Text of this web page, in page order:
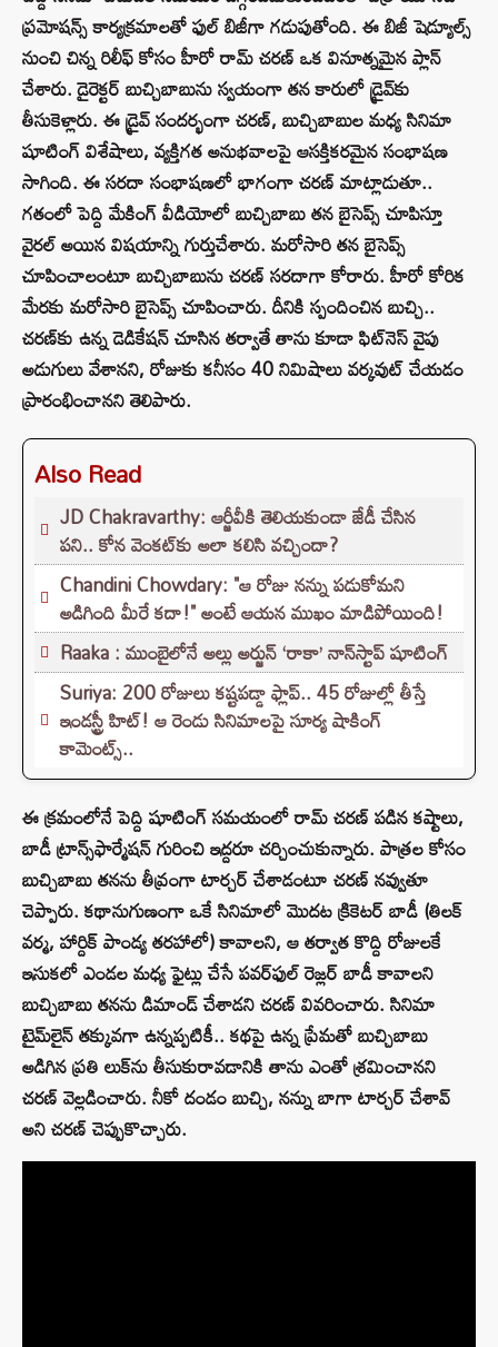
ప్రమోషన్స్ కార్యక్రమాలతో ఫుల్ బిజీగా గడుపుతోంది. ఈ బిజీ షెడ్యూల్స్
నుంచి చిన్న రిలీఫ్ కోసం హీరో రామ్ చరణ్ ఒక వినూత్నమైన ప్లాన్
చేశారు. డైరెక్టర్ బుచ్చిబాబును స్వయంగా తన కారులో డ్రైవ్‌కు
తీసుకెళ్లారు. ఈ డ్రైవ్ సందర్భంగా చరణ్, బుచ్చిబాబుల మధ్య సినిమా
షూటింగ్ విశేషాలు, వ్యక్తిగత అనుభవాలపై ఆసక్తికరమైన సంభాషణ
సాగింది. ఈ సరదా సంభాషణలో భాగంగా చరణ్ మాట్లాడుతూ..
గతంలో పెద్ది మేకింగ్ వీడియోలో బుచ్చిబాబు తన బైసెప్స్ చూపిస్తూ
వైరల్ అయిన విషయాన్ని గుర్తుచేశారు. మరోసారి తన బైసెప్స్
చూపించాలంటూ బుచ్చిబాబును చరణ్ సరదాగా కోరారు. హీరో కోరిక
మేరకు మరోసారి బైసెప్స్ చూపించారు. దీనికి స్పందించిన బుచ్చి..
చరణ్‌కు ఉన్న డెడికేషన్ చూసిన తర్వాతే తాను కూడా ఫిట్‌నెస్ వైపు
అడుగులు వేశానని, రోజుకు కనీసం 40 నిమిషాలు వర్కవుట్ చేయడం
ప్రారంభించానని తెలిపారు.
Also Read
JD Chakravarthy: ఆర్జీవీకి తెలియకుండా జేడీ చేసిన
పని.. కోన వెంకట్‌కు అలా కలిసి వచ్చిందా?
Chandini Chowdary: "ఆ రోజు నన్ను పడుకోమని
అడిగింది మీరే కదా!" అంటే ఆయన ముఖం మాడిపోయింది!
Raaka : ముంబైలోనే అల్లు అర్జున్ ‘రాకా’ నాన్‌స్టాప్ షూటింగ్
Suriya: 200 రోజులు కష్టపడ్డా ఫ్లాప్.. 45 రోజుల్లో తీస్తే
ఇండస్ట్రీ హిట్! ఆ రెండు సినిమాలపై సూర్య షాకింగ్
కామెంట్స్..
ఈ క్రమంలోనే పెద్ది షూటింగ్ సమయంలో రామ్ చరణ్ పడిన కష్టాలు,
బాడీ ట్రాన్స్‌ఫార్మేషన్ గురించి ఇద్దరూ చర్చించుకున్నారు. పాత్రల కోసం
బుచ్చిబాబు తనను తీవ్రంగా టార్చర్ చేశాడంటూ చరణ్ నవ్వుతూ
చెప్పారు. కథానుగుణంగా ఒకే సినిమాలో మొదట క్రికెటర్ బాడీ (తిలక్
వర్మ, హార్దిక్ పాండ్య తరహాలో) కావాలని, ఆ తర్వాత కొద్ది రోజులకే
ఇసుకలో ఎండల మధ్య ఫైట్లు చేసే పవర్‌ఫుల్ రెజ్లర్ బాడీ కావాలని
బుచ్చిబాబు తనను డిమాండ్ చేశాడని చరణ్ వివరించారు. సినిమా
టైమ్‌లైన్ తక్కువగా ఉన్నప్పటికీ.. కథపై ఉన్న ప్రేమతో బుచ్చిబాబు
అడిగిన ప్రతి లుక్‌ను తీసుకురావడానికి తాను ఎంతో శ్రమించానని
చరణ్ వెల్లడించారు. నీకో దండం బుచ్చి, నన్ను బాగా టార్చర్ చేశావ్
అని చరణ్ చెప్పుకొచ్చారు.